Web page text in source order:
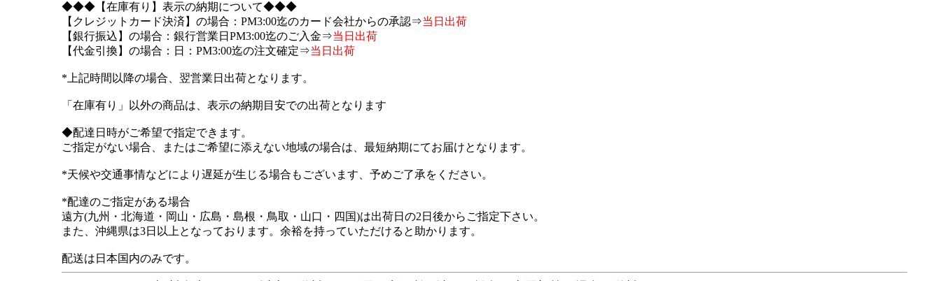
◆◆◆【在庫有り】表示の納期について◆◆◆
【クレジットカード決済】の場合：PM3:00迄のカード会社からの承認⇒当日出荷
【銀行振込】の場合：銀行営業日PM3:00迄のご入金⇒当日出荷
【代金引換】の場合：日：PM3:00迄の注文確定⇒当日出荷
*上記時間以降の場合、翌営業日出荷となります。
「在庫有り」以外の商品は、表示の納期目安での出荷となります
◆配達日時がご希望で指定できます。
ご指定がない場合、またはご希望に添えない地域の場合は、最短納期にてお届けとなります。
*天候や交通事情などにより遅延が生じる場合もございます、予めご了承をください。
*配達のご指定がある場合
遠方(九州・北海道・岡山・広島・島根・鳥取・山口・四国)は出荷日の2日後からご指定下さい。
また、沖縄県は3日以上となっております。余裕を持っていただけると助かります。
配送は日本国内のみです。